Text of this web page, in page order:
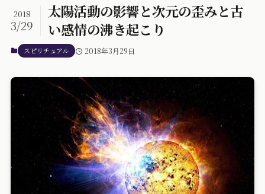
太陽活動の影響と次元の歪みと古
い感情の沸き起こり
2018
3/29
スピリチュアル 2018年3月29日